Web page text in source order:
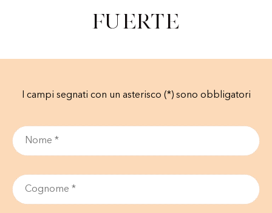
Fuerte
I campi segnati con un asterisco (*) sono obbligatori